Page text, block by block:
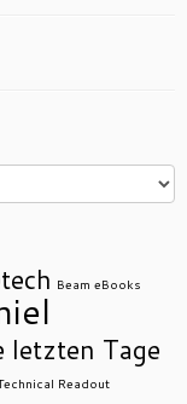
Beam eBooks
letzten Tage
Readout